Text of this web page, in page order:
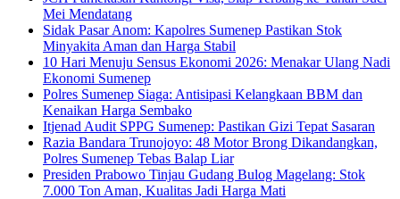
Mei Mendatang
Sidak Pasar Anom: Kapolres Sumenep Pastikan Stok
Minyakita Aman dan Harga Stabil
10 Hari Menuju Sensus Ekonomi 2026: Menakar Ulang Nadi
Ekonomi Sumenep
Polres Sumenep Siaga: Antisipasi Kelangkaan BBM dan
Kenaikan Harga Sembako
Itjenad Audit SPPG Sumenep: Pastikan Gizi Tepat Sasaran
Razia Bandara Trunojoyo: 48 Motor Brong Dikandangkan,
Polres Sumenep Tebas Balap Liar
Presiden Prabowo Tinjau Gudang Bulog Magelang: Stok
7.000 Ton Aman, Kualitas Jadi Harga Mati